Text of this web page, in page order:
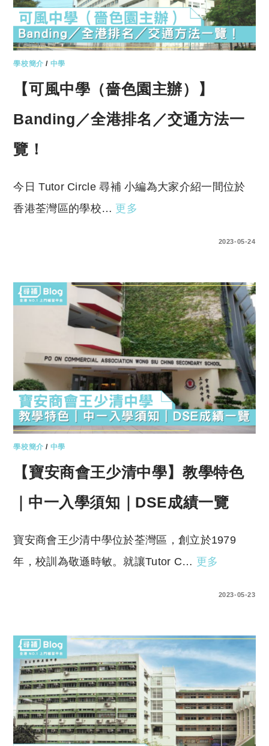
學校簡介 / 中學
【可風中學（嗇色園主辦）】
Banding／全港排名／交通方法一
覽！
今日 Tutor Circle 尋補 小編為大家介紹一間位於
香港荃灣區的學校… 更多
2023-05-24
學校簡介 / 中學
【寶安商會王少清中學】教學特色
｜中一入學須知｜DSE成績一覽
寶安商會王少清中學位於荃灣區，創立於1979
年，校訓為敬遜時敏。就讓Tutor C… 更多
2023-05-23